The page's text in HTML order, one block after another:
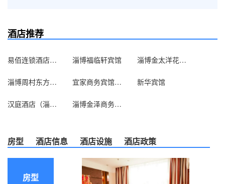
酒店推荐
易佰连锁酒店（淄博体育城店）（原神州商务宾馆） 淄博福临轩宾馆 淄博金太洋花园酒店
淄博周村东方贵人商务酒店 宜家商务宾馆淄博博山店 新华宾馆
汉庭酒店（淄博临淄人民广场店） 淄博金泽商务宾馆
房型 酒店信息 酒店设施 酒店政策
房型